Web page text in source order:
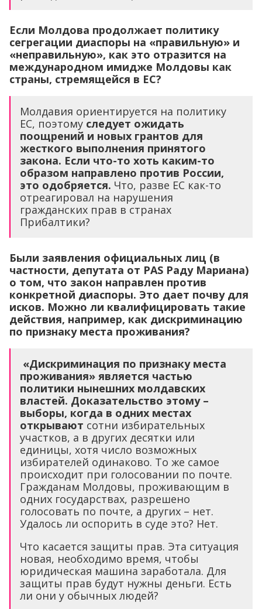
Если Молдова продолжает политику
сегрегации диаспоры на «правильную» и
«неправильную», как это отразится на
международном имидже Молдовы как
страны, стремящейся в ЕС?
Молдавия ориентируется на политику
ЕС, поэтому следует ожидать
поощрений и новых грантов для
жесткого выполнения принятого
закона. Если что-то хоть каким-то
образом направлено против России,
это одобряется. Что, разве ЕС как-то
отреагировал на нарушения
гражданских прав в странах
Прибалтики?
Были заявления официальных лиц (в
частности, депутата от PAS Раду Мариана)
о том, что закон направлен против
конкретной диаспоры. Это дает почву для
исков. Можно ли квалифицировать такие
действия, например, как дискриминацию
по признаку места проживания?
«Дискриминация по признаку места
проживания» является частью
политики нынешних молдавских
властей. Доказательство этому –
выборы, когда в одних местах
открывают сотни избирательных
участков, а в других десятки или
единицы, хотя число возможных
избирателей одинаково. То же самое
происходит при голосовании по почте.
Гражданам Молдовы, проживающим в
одних государствах, разрешено
голосовать по почте, а других – нет.
Удалось ли оспорить в суде это? Нет.
Что касается защиты прав. Эта ситуация
новая, необходимо время, чтобы
юридическая машина заработала. Для
защиты прав будут нужны деньги. Есть
ли они у обычных людей?